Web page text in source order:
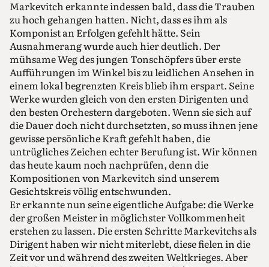
Markevitch erkannte indessen bald, dass die Trauben
zu hoch gehangen hatten. Nicht, dass es ihm als
Komponist an Erfolgen gefehlt hätte. Sein
Ausnahmerang wurde auch hier deutlich. Der
mühsame Weg des jungen Tonschöpfers über erste
Aufführungen im Winkel bis zu leidlichen Ansehen in
einem lokal begrenzten Kreis blieb ihm erspart. Seine
Werke wurden gleich von den ersten Dirigenten und
den besten Orchestern dargeboten. Wenn sie sich auf
die Dauer doch nicht durchsetzten, so muss ihnen jene
gewisse persönliche Kraft gefehlt haben, die
untrügliches Zeichen echter Berufung ist. Wir können
das heute kaum noch nachprüfen, denn die
Kompositionen von Markevitch sind unserem
Gesichtskreis völlig entschwunden.
Er erkannte nun seine eigentliche Aufgabe: die Werke
der großen Meister in möglichster Vollkommenheit
erstehen zu lassen. Die ersten Schritte Markevitchs als
Dirigent haben wir nicht miterlebt, diese fielen in die
Zeit vor und während des zweiten Weltkrieges. Aber